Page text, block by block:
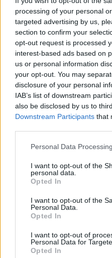
processing of your personal
targeted advertising by us,
section to confirm your
opt-out request is processed
interest-based ads based on
us or personal information
your opt-out. You may
disclosure of your personal
IAB’s list of downstream
also be disclosed by us to
Downstream Participants that
Personal Data
I want to opt-out of the
personal data.
Opted In
I want to opt-out of the
Personal Data.
Opted In
I want to opt-out of
Personal Data for
Opted In
πρόταση να γίνω
σχετικά με τοMad.gr,
Facebook,
ακολουθήστε μας στο
Γιώργος Ντάβος